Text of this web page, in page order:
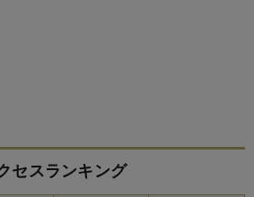
セスランキング